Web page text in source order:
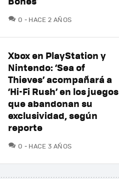
0 COMENTARIOS
HACE 2 AÑOS
Xbox en PlayStation y
Nintendo: ‘Sea of
Thieves’ acompañará a
‘Hi-Fi Rush’ en los juegos
que abandonan su
exclusividad, según
reporte
0 COMENTARIOS
HACE 3 AÑOS